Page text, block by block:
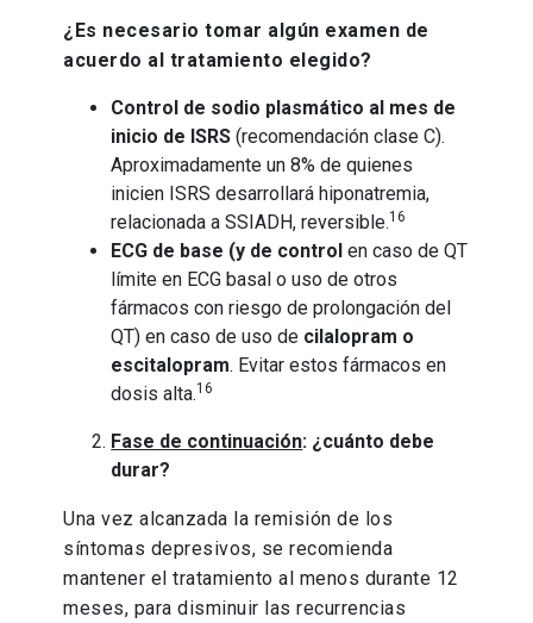
¿Es necesario tomar algún examen de
acuerdo al tratamiento elegido?
Control de sodio plasmático al mes de
inicio de ISRS (recomendación clase C).
Aproximadamente un 8% de quienes
inicien ISRS desarrollará hiponatremia,
relacionada a SSIADH, reversible.16
ECG de base (y de controlen caso de QT
límite en ECG basal o uso de otros
fármacos con riesgo de prolongación del
QT) en caso de uso de cilalopram o
escitalopram. Evitar estos fármacos en
dosis alta.16
Fase de continuación: ¿cuánto debe
durar?
Una vez alcanzada la remisión de los
síntomas depresivos, se recomienda
mantener el tratamiento al menos durante 12
meses, para disminuir las recurrencias